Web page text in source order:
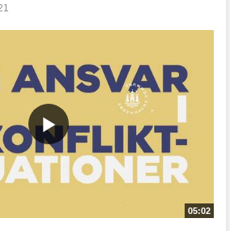
05:02